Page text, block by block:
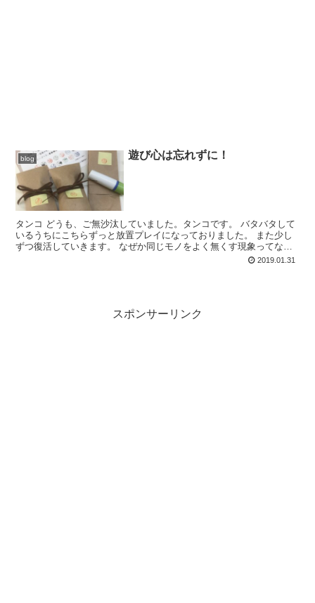
blog 遊び心は忘れずに！
タンコ どうも、ご無沙汰していました。タンコです。 バタバタして
いるうちにこちらずっと放置プレイになっておりました。 また少し
ずつ復活していきます。 なぜか同じモノをよく無くす現象ってない
2019.01.31
スポンサーリンク